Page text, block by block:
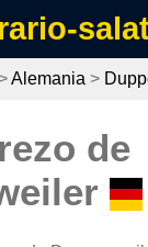
Alemania >
de